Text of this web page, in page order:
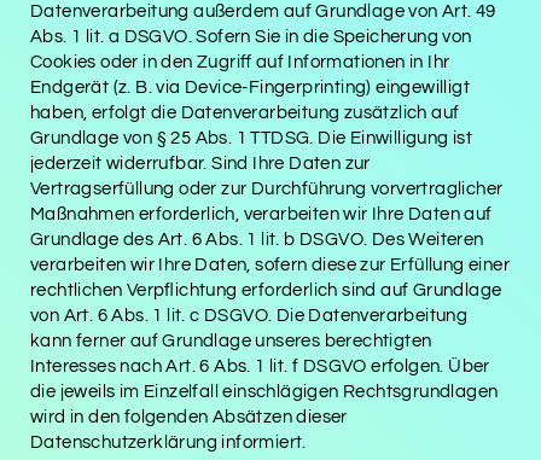
Datenverarbeitung außerdem auf Grundlage von Art. 49
Abs. 1 lit. a DSGVO. Sofern Sie in die Speicherung von
Cookies oder in den Zugriff auf Informationen in Ihr
Endgerät (z. B. via Device-Fingerprinting) eingewilligt
haben, erfolgt die Datenverarbeitung zusätzlich auf
Grundlage von § 25 Abs. 1 TTDSG. Die Einwilligung ist
jederzeit widerrufbar. Sind Ihre Daten zur
Vertragserfüllung oder zur Durchführung vorvertraglicher
Maßnahmen erforderlich, verarbeiten wir Ihre Daten auf
Grundlage des Art. 6 Abs. 1 lit. b DSGVO. Des Weiteren
verarbeiten wir Ihre Daten, sofern diese zur Erfüllung einer
rechtlichen Verpflichtung erforderlich sind auf Grundlage
von Art. 6 Abs. 1 lit. c DSGVO. Die Datenverarbeitung
kann ferner auf Grundlage unseres berechtigten
Interesses nach Art. 6 Abs. 1 lit. f DSGVO erfolgen. Über
die jeweils im Einzelfall einschlägigen Rechtsgrundlagen
wird in den folgenden Absätzen dieser
Datenschutzerklärung informiert.